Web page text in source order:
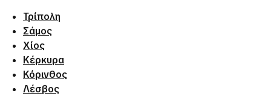
Τρίπολη
Σάμος
Χίος
Κέρκυρα
Κόρινθος
Λέσβος